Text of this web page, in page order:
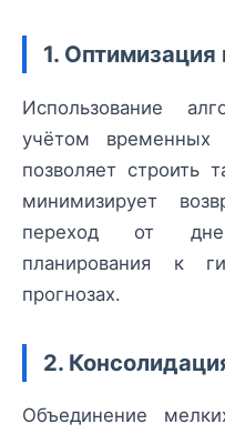
1.
Использование
учётом
позволяет строить
минимизирует
переход от
планирования к
прогнозах.
2.
Объединение